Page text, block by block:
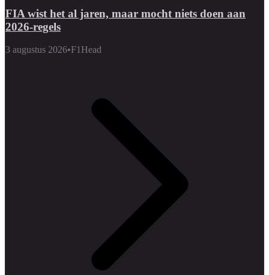
FIA wist het al jaren, maar mocht niets doen aan
2026-regels
3 augustus 2026•F1Head